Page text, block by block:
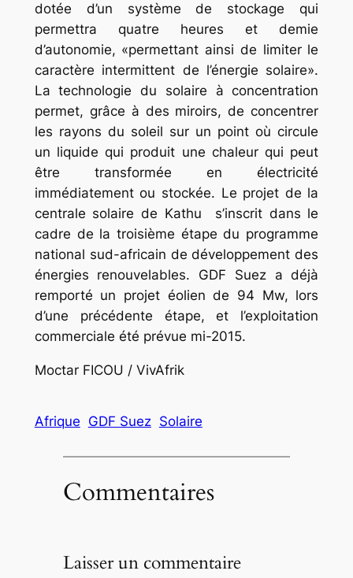
dotée d’un système de stockage qui
permettra quatre heures et demie
d’autonomie, «permettant ainsi de limiter le
caractère intermittent de l’énergie solaire».
La technologie du solaire à concentration
permet, grâce à des miroirs, de concentrer
les rayons du soleil sur un point où circule
un liquide qui produit une chaleur qui peut
être transformée en électricité
immédiatement ou stockée. Le projet de la
centrale solaire de Kathu s’inscrit dans le
cadre de la troisième étape du programme
national sud-africain de développement des
énergies renouvelables. GDF Suez a déjà
remporté un projet éolien de 94 Mw, lors
d’une précédente étape, et l’exploitation
commerciale été prévue mi-2015.
Moctar FICOU / VivAfrik
Afrique GDF Suez Solaire
Commentaires
Laisser un commentaire